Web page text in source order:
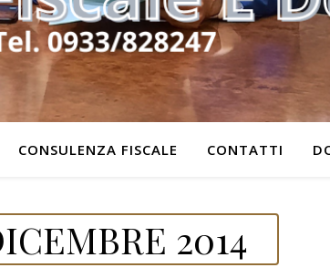
CONSULENZA FISCALE CONTATTI
2014